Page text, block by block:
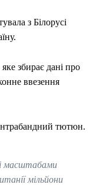
з Білорусі
збирає дані про
ввезення
тютюн.
масштабами
мільйони